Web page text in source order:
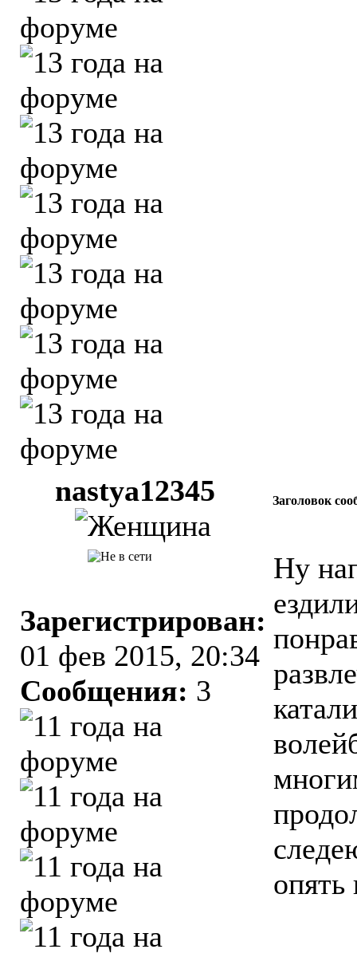
nastya12345 Заголовок
Зарегистрирован:
01 фев 2015, 20:34
Сообщения: 3
Ну
опять